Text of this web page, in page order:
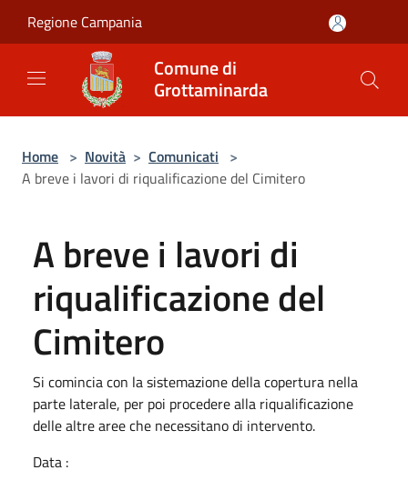
Regione Campania
Comune di
Grottaminarda
Home > Novità > Comunicati >
A breve i lavori di riqualificazione del Cimitero
A breve i lavori di
riqualificazione del
Cimitero
Si comincia con la sistemazione della copertura nella
parte laterale, per poi procedere alla riqualificazione
delle altre aree che necessitano di intervento.
Data :